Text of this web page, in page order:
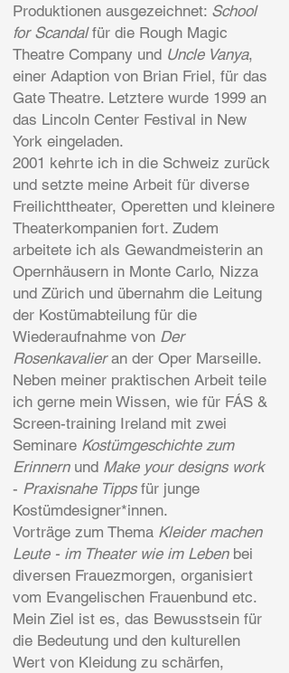
Produktionen ausgezeichnet: School
for Scandalfür die Rough Magic
Theatre Company und Uncle Vanya,
einer Adaption von Brian Friel, für das
Gate Theatre. Letztere wurde 1999 an
das Lincoln Center Festival in New
York eingeladen.
2001 kehrte ich in die Schweiz zurück
und setzte meine Arbeit für diverse
Freilichttheater, Operetten und kleinere
Theaterkompanien fort. Zudem
arbeitete ich als Gewandmeisterin an
Opernhäusern in Monte Carlo, Nizza
und Zürich und übernahm die Leitung
der Kostümabteilung für die
Wiederaufnahme von Der
Rosenkavalieran der Oper Marseille.
Neben meiner praktischen Arbeit teile
ich gerne mein Wissen, wie für FÁS &
Screen-training Ireland mit zwei
Seminare Kostümgeschichte zum
Erinnern und Make your designs work
- Praxisnahe Tipps für junge
Kostümdesigner*innen.
Vorträge zum Thema Kleider machen
Leute - im Theater wie im Leben bei
diversen Frauezmorgen, organisiert
vom Evangelischen Frauenbund etc.
Mein Ziel ist es, das Bewusstsein für
die Bedeutung und den kulturellen
Wert von Kleidung zu schärfen,